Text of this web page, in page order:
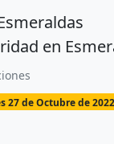
en
27 de Octubre de 2022